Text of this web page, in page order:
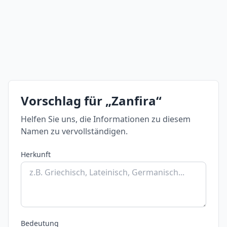
Vorschlag für „Zanfira“
Helfen Sie uns, die Informationen zu diesem
Namen zu vervollständigen.
Herkunft
Bedeutung